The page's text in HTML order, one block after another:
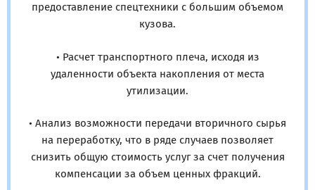
предоставление спецтехники с большим объемом
кузова.
• Расчет транспортного плеча, исходя из
удаленности объекта накопления от места
утилизации.
• Анализ возможности передачи вторичного сырья
на переработку, что в ряде случаев позволяет
снизить общую стоимость услуг за счет получения
компенсации за объем ценных фракций.